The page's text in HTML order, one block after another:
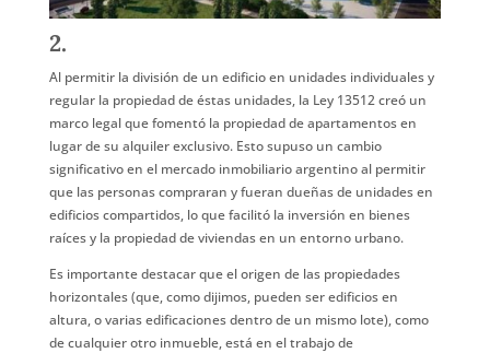
2.
Al permitir la división de un edificio en unidades individuales y
regular la propiedad de éstas unidades, la Ley 13512 creó un
marco legal que fomentó la propiedad de apartamentos en
lugar de su alquiler exclusivo. Esto supuso un cambio
significativo en el mercado inmobiliario argentino al permitir
que las personas compraran y fueran dueñas de unidades en
edificios compartidos, lo que facilitó la inversión en bienes
raíces y la propiedad de viviendas en un entorno urbano.
Es importante destacar que el origen de las propiedades
horizontales (que, como dijimos, pueden ser edificios en
altura, o varias edificaciones dentro de un mismo lote), como
de cualquier otro inmueble, está en el trabajo de